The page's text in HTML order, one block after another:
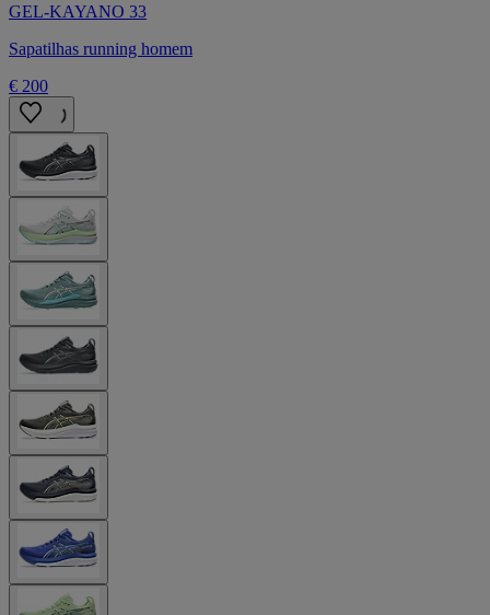
GEL-KAYANO 33
Sapatilhas running homem
€ 200